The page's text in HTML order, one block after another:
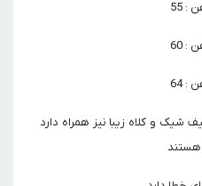
شیک و کلاه زیبا نیز همراه دارد
هستند